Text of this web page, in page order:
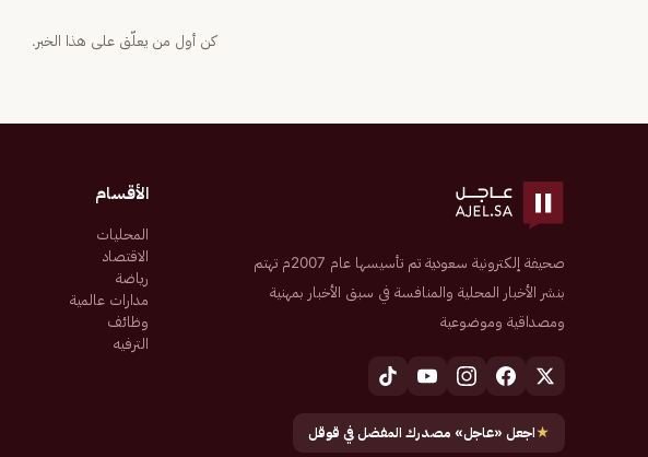
كن أول من يعلّق على هذا الخبر.
صحيفة إلكترونية سعودية تم تأسيسها عام 2007م تهتم
بنشر الأخبار المحلية والمنافسة في سبق الأخبار بمهنية
ومصداقية وموضوعية
★اجعل «عاجل» مصدرك المفضل في قوقل
الأقسام
المحليات
الاقتصاد
رياضة
مدارات عالمية
وظائف
الترفيه